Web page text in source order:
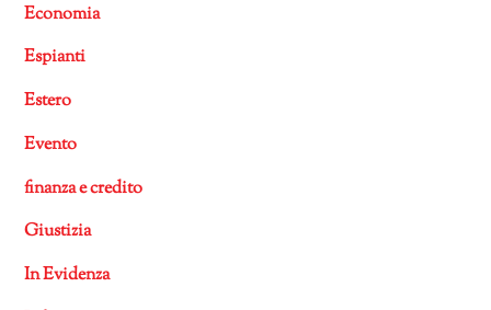
Economia
Espianti
Estero
Evento
finanza e credito
Giustizia
In Evidenza